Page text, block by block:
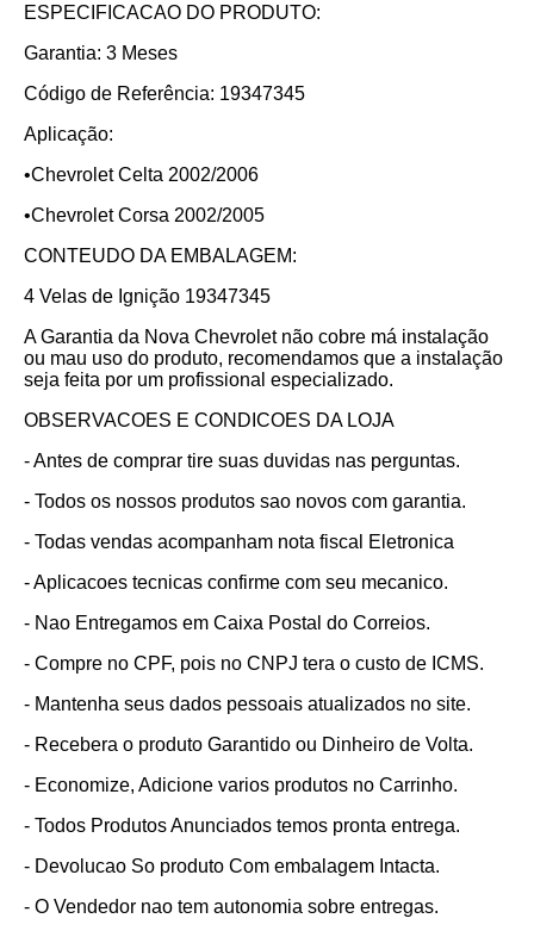
ESPECIFICACAO DO PRODUTO:
Garantia: 3 Meses
Código de Referência: 19347345
Aplicação:
•Chevrolet Celta 2002/2006
•Chevrolet Corsa 2002/2005
CONTEUDO DA EMBALAGEM:
4 Velas de Ignição 19347345
A Garantia da Nova Chevrolet não cobre má instalação
ou mau uso do produto, recomendamos que a instalação
seja feita por um profissional especializado.
OBSERVACOES E CONDICOES DA LOJA
- Antes de comprar tire suas duvidas nas perguntas.
- Todos os nossos produtos sao novos com garantia.
- Todas vendas acompanham nota fiscal Eletronica
- Aplicacoes tecnicas confirme com seu mecanico.
- Nao Entregamos em Caixa Postal do Correios.
- Compre no CPF, pois no CNPJ tera o custo de ICMS.
- Mantenha seus dados pessoais atualizados no site.
- Recebera o produto Garantido ou Dinheiro de Volta.
- Economize, Adicione varios produtos no Carrinho.
- Todos Produtos Anunciados temos pronta entrega.
- Devolucao So produto Com embalagem Intacta.
- O Vendedor nao tem autonomia sobre entregas.